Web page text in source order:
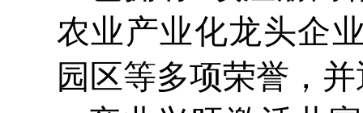
农业产业化龙头企
园区等多项荣誉，